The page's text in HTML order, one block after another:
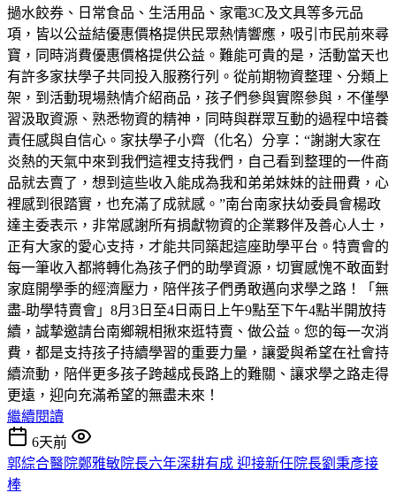
撾水餃券、日常食品、生活用品、家電3C及文具等多元品
項，皆以公益結優惠價格提供民眾熱情響應，吸引市民前來尋
寶，同時消費優惠價格提供公益。難能可貴的是，活動當天也
有許多家扶學子共同投入服務行列。從前期物資整理、分類上
架，到活動現場熱情介紹商品，孩子們參與實際參與，不僅學
習汲取資源、熟悉物資的精神，同時與群眾互動的過程中培養
責任感與自信心。家扶學子小齊（化名）分享：“謝謝大家在
炎熱的天氣中來到我們這裡支持我們，自己看到整理的一件商
品就去賣了，想到這些收入能成為我和弟弟妹妹的註冊費，心
裡感到很踏實，也充滿了成就感。”南台南家扶幼委員會楊政
達主委表示，非常感謝所有捐獻物資的企業夥伴及善心人士，
正有大家的愛心支持，才能共同築起這座助學平台。特賣會的
每一筆收入都將轉化為孩子們的助學資源，切實感愧不敢面對
家庭開學季的經濟壓力，陪伴孩子們勇敢邁向求學之路！「無
盡-助學特賣會」8月3日至4日兩日上午9點至下午4點半開放持
續，誠摯邀請台南鄉親相揪來逛特賣、做公益。您的每一次消
費，都是支持孩子持續學習的重要力量，讓愛與希望在社會持
續流動，陪伴更多孩子跨越成長路上的難關、讓求學之路走得
更遠，迎向充滿希望的無盡未來！
繼續閱讀
6天前
郭綜合醫院鄭雅敏院長六年深耕有成 迎接新任院長劉秉彥接
棒